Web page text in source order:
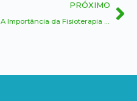
PRÓXIMO
A Importância da Fisioterapia na Reabilitação de Lesões Esportivas